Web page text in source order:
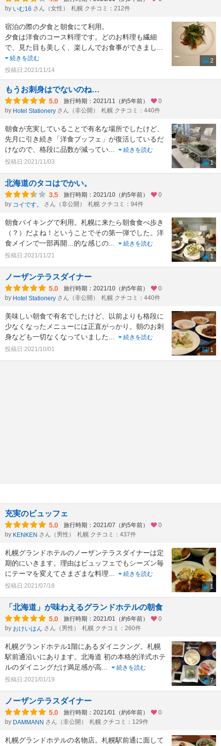
by いむ16 さん（女性） 札幌 クチコミ：212件
宿泊の際の夕食と朝食にて利用。
夕食は洋食のコース料理です。どのお料理も繊細
で、見た目も美しく、楽しんでお食事ができまし
続きを読む
投稿日:2021/11/14
2
もうお刺身はでないのね…
5.0 旅行時期：2021/11（約5年前）
0
by Hotel Stationery さん（非公開） 札幌 クチコミ：440件
朝食が充実していることで有名な場所でしたけど、
先月に引き続き「洋食ブッフェ」が復活しているだ
けなので、格段に品数が減ってい
続きを読む
投稿日:2021/11/03
1
北海道のタコはでかい。
3.5 旅行時期：2021/10（約5年前）
0
by コイです。 さん（非公開） 札幌 クチコミ：94件
朝食バイキングで利用。札幌に来たら朝食食べ歩き
（？）だよね！ということでその第一弾でした。洋
食メインで一部再開…的な感じの
続きを読む
投稿日:2021/11/21
1
ノーザンテラスダイナー
5.0 旅行時期：2021/10（約5年前）
0
by Hotel Stationery さん（非公開） 札幌 クチコミ：440件
美味しい朝食で有名でしたけど、以前よりも格段に
少なくなったメニューには正直がっかり。朝のお刺
身なども一切なくなっていました
続きを読む
投稿日:2021/10/01
1
充実のビュッフェ
5.0 旅行時期：2021/07（約5年前）
0
by KENKEN さん（男性） 札幌 クチコミ：437件
札幌グランドホテルのノーザンテラスダイナーは定
期的にいきます。理由はビュッフェでもシーズン毎
にテーマを変えてさまざまな料理
続きを読む
投稿日:2021/07/18
1
「北海道」が味わえるグランドホテルの朝食
5.0 旅行時期：2021/01（約6年前）
0
by おけいはん さん（男性） 札幌 クチコミ：260件
札幌グランドホテル1階にあるダイニクング。札幌
駅前通沿いにあります。北海道 初の本格的洋式ホテ
ルのダイニングだけ満足感が高
続きを読む
投稿日:2021/01/19
7
ノーザンテラスダイナー
5.0 旅行時期：2021/01（約6年前）
0
by DAMMANN さん（非公開） 札幌 クチコミ：129件
札幌グランドホテルの名物店。札幌駅前通に面して